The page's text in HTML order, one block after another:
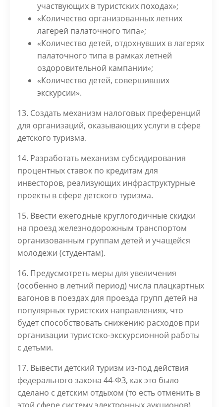
участвующих в туристских походах»;
«Количество организованных летних
лагерей палаточного типа»;
«Количество детей, отдохнувших в лагерях
палаточного типа в рамках летней
оздоровительной кампании»;
«Количество детей, совершивших
экскурсии».
13. Создать механизм налоговых преференций
для организаций, оказывающих услуги в сфере
детского туризма.
14. Разработать механизм субсидирования
процентных ставок по кредитам для
инвесторов, реализующих инфраструктурные
проекты в сфере детского туризма.
15. Ввести ежегодные круглогодичные скидки
на проезд железнодорожным транспортом
организованным группам детей и учащейся
молодежи (студентам).
16. Предусмотреть меры для увеличения
(особенно в летний период) числа плацкартных
вагонов в поездах для проезда групп детей на
популярных туристских направлениях, что
будет способствовать снижению расходов при
организации туристско-экскурсионной работы
с детьми.
17. Вывести детский туризм из-под действия
федерального закона 44-ФЗ, как это было
сделано с детским отдыхом (то есть отменить в